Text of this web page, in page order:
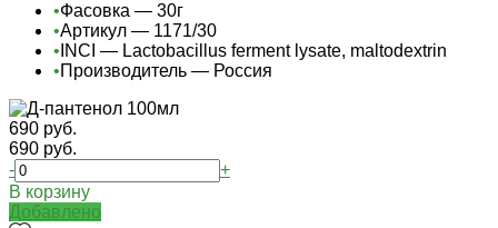
•Фасовка — 30г
•Артикул — 1171/30
• INCI — Lactobacillus ferment lysate, maltodextrin
•Производитель — Россия
690 руб.
690 руб.
-
+
В корзину
Добавлено